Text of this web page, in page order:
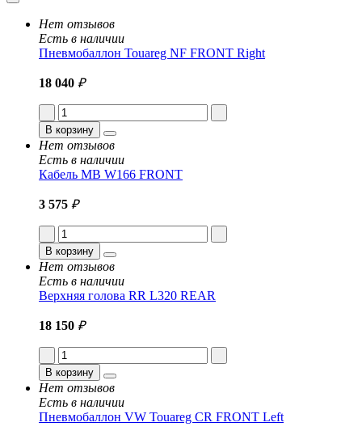
Нет отзывов
Есть в наличии
Пневмобаллон Touareg NF FRONT Right
18 040 ₽
В корзину
Нет отзывов
Есть в наличии
Кабель MB W166 FRONT
3 575 ₽
В корзину
Нет отзывов
Есть в наличии
Верхняя голова RR L320 REAR
18 150 ₽
В корзину
Нет отзывов
Есть в наличии
Пневмобаллон VW Touareg CR FRONT Left